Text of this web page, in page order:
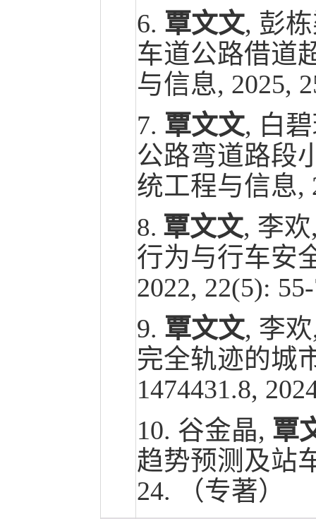
6. 覃文文, 彭
车道公路借道
与信息, 2025,
7. 覃文文, 白
公路弯道路段
统工程与信息,
8. 覃文文, 李
行为与行车安
2022, 22(5):
9. 覃文文, 李
完全轨迹的城
1474431.8,
10. 谷金晶, 覃
趋势预测及站
24. （专著）